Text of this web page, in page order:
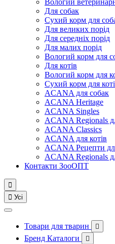
Вологий
Для собак
Сухий корм для
Для великих порід
Для середніх порід
Для малих порід
Вологий корм для
Для котів
Вологий корм для
Сухий корм для
ACANA для собак
ACANA Heritage
ACANA Singles
ACANA Regionals
ACANA Classics
ACANA для котів
ACANA Рецепти
ACANA Regionals
Контакти ЗооОПТ

 Усі
Товари для тварин 
Бренд Каталоги 